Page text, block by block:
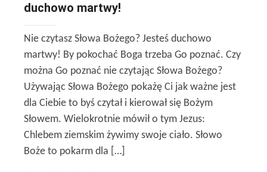
duchowo martwy!
Nie czytasz Słowa Bożego? Jesteś duchowo
martwy! By pokochać Boga trzeba Go poznać. Czy
można Go poznać nie czytając Słowa Bożego?
Używając Słowa Bożego pokażę Ci jak ważne jest
dla Ciebie to byś czytał i kierował się Bożym
Słowem. Wielokrotnie mówił o tym Jezus:
Chlebem ziemskim żywimy swoje ciało. Słowo
Boże to pokarm dla […]